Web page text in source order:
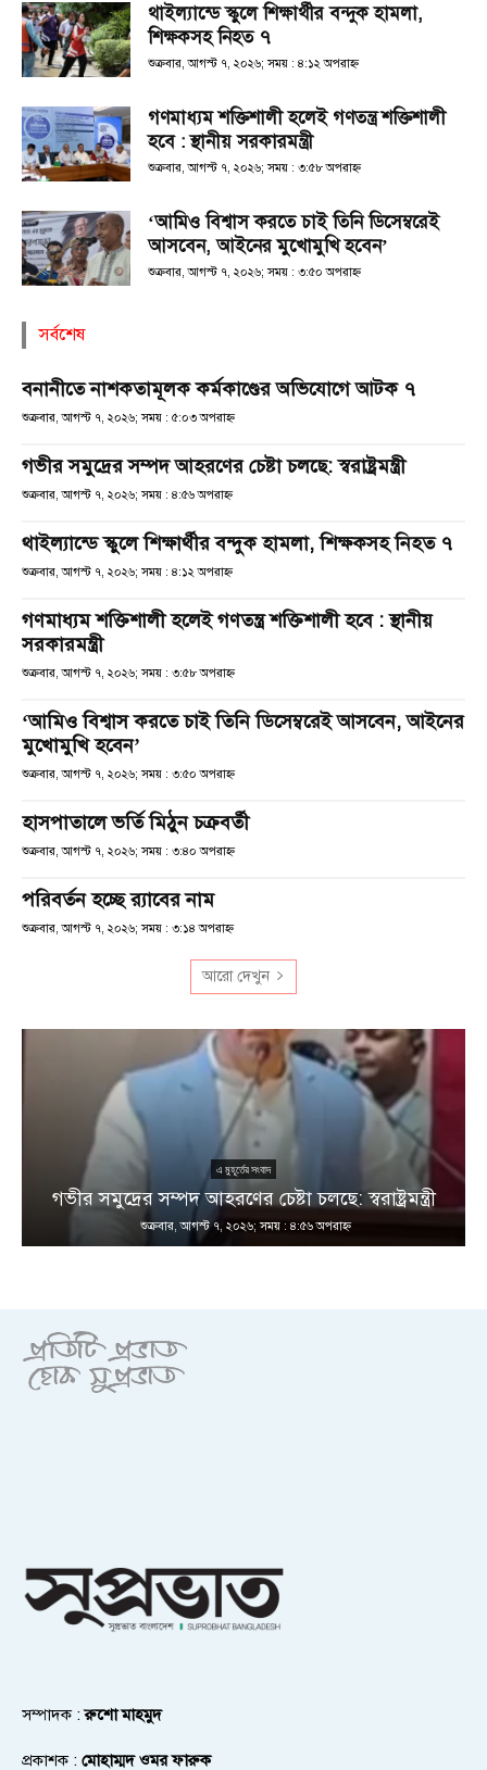
থাইল্যান্ডে স্কুলে শিক্ষার্থীর বন্দুক হামলা,
শিক্ষকসহ নিহত ৭
শুক্রবার, আগস্ট ৭, ২০২৬; সময় : ৪:১২ অপরাহ্ণ
গণমাধ্যম শক্তিশালী হলেই গণতন্ত্র শক্তিশালী
হবে : স্থানীয় সরকারমন্ত্রী
শুক্রবার, আগস্ট ৭, ২০২৬; সময় : ৩:৫৮ অপরাহ্ণ
‘আমিও বিশ্বাস করতে চাই তিনি ডিসেম্বরেই
আসবেন, আইনের মুখোমুখি হবেন’
শুক্রবার, আগস্ট ৭, ২০২৬; সময় : ৩:৫০ অপরাহ্ণ
সর্বশেষ
বনানীতে নাশকতামূলক কর্মকাণ্ডের অভিযোগে আটক ৭
শুক্রবার, আগস্ট ৭, ২০২৬; সময় : ৫:০৩ অপরাহ্ণ
গভীর সমুদ্রের সম্পদ আহরণের চেষ্টা চলছে: স্বরাষ্ট্রমন্ত্রী
শুক্রবার, আগস্ট ৭, ২০২৬; সময় : ৪:৫৬ অপরাহ্ণ
থাইল্যান্ডে স্কুলে শিক্ষার্থীর বন্দুক হামলা, শিক্ষকসহ নিহত ৭
শুক্রবার, আগস্ট ৭, ২০২৬; সময় : ৪:১২ অপরাহ্ণ
গণমাধ্যম শক্তিশালী হলেই গণতন্ত্র শক্তিশালী হবে : স্থানীয়
সরকারমন্ত্রী
শুক্রবার, আগস্ট ৭, ২০২৬; সময় : ৩:৫৮ অপরাহ্ণ
‘আমিও বিশ্বাস করতে চাই তিনি ডিসেম্বরেই আসবেন, আইনের
মুখোমুখি হবেন’
শুক্রবার, আগস্ট ৭, ২০২৬; সময় : ৩:৫০ অপরাহ্ণ
হাসপাতালে ভর্তি মিঠুন চক্রবর্তী
শুক্রবার, আগস্ট ৭, ২০২৬; সময় : ৩:৪০ অপরাহ্ণ
পরিবর্তন হচ্ছে র‌্যাবের নাম
শুক্রবার, আগস্ট ৭, ২০২৬; সময় : ৩:১৪ অপরাহ্ণ
আরো দেখুন
এ মুহূর্তের সংবাদ
গভীর সমুদ্রের সম্পদ আহরণের চেষ্টা চলছে: স্বরাষ্ট্রমন্ত্রী
শুক্রবার, আগস্ট ৭, ২০২৬; সময় : ৪:৫৬ অপরাহ্ণ
সম্পাদক :রুশো মাহমুদ
প্রকাশক : মোহাম্মদ ওমর ফারুক